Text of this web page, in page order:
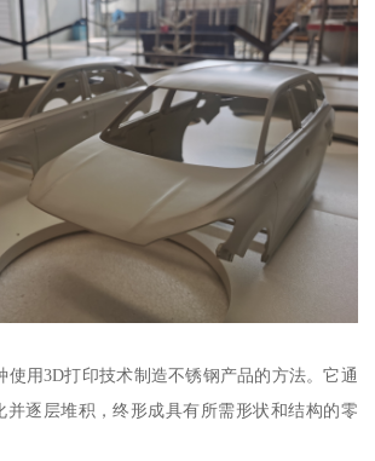
使用3D打印技术制造不锈钢产品的方法。它通
并逐层堆积，终形成具有所需形状和结构的零